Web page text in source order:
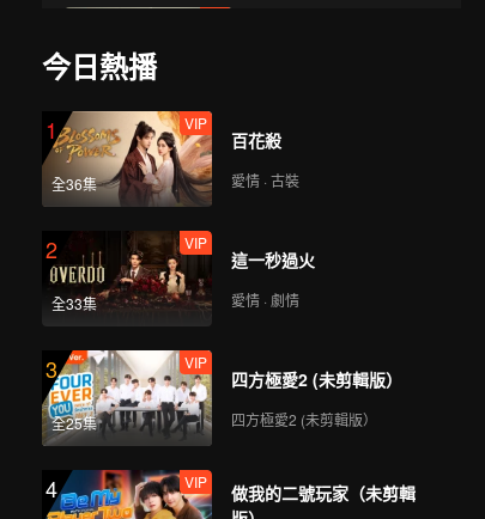
VIP
When We
Disco(Moving Ver.)
VIP Python(Still Ver.)
VIP I Dream(Still Ver.)
VIP No Way(Still Ver.)
今日熱播
1
全36集
VIP
百花殺
愛情 · 古裝
2
全33集
VIP
這一秒過火
愛情 · 劇情
3
全25集
VIP
四方極愛2 (未剪輯版）
四方極愛2 (未剪輯版）
4 VIP
做我的二號玩家（未剪輯